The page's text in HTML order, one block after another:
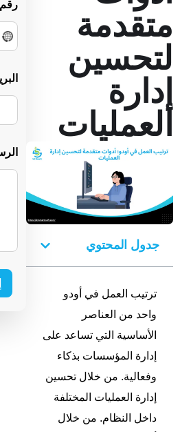
متقدمة
لتحسين
إدارة
العمليات
جدول المحتوي
ترتيب العمل في أودو
واحد من العناصر
الأساسية التي تساعد على
إدارة المؤسسات بذكاء
وفعالية. من خلال تحسين
إدارة العمليات المختلفة
داخل النظام. من خلال
ق
م
ا
ل
س
N
c
u
l